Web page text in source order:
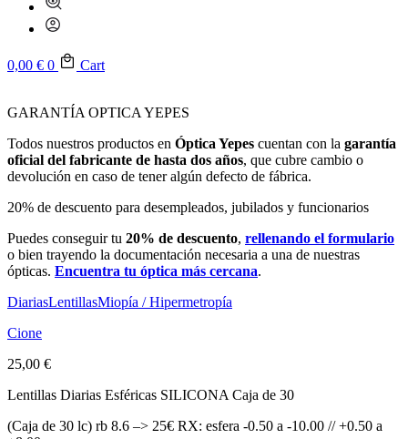
0,00 € 0 Cart
GARANTÍA OPTICA YEPES
Todos nuestros productos en Óptica Yepes cuentan con la garantía
oficial del fabricante de hasta dos años, que cubre cambio o
devolución en caso de tener algún defecto de fábrica.
20% de descuento para desempleados, jubilados y funcionarios
Puedes conseguir tu 20% de descuento, rellenando el formulario
o bien trayendo la documentación necesaria a una de nuestras
ópticas. Encuentra tu óptica más cercana.
DiariasLentillasMiopía / Hipermetropía
Cione
25,00 €
Lentillas Diarias Esféricas SILICONA Caja de 30
(Caja de 30 lc) rb 8.6 –> 25€ RX: esfera -0.50 a -10.00 // +0.50 a